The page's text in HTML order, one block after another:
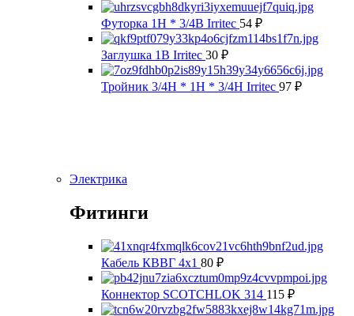
Футорка 1Н * 3/4В Irritec 54 ₽
Заглушка 1В Irritec 30 ₽
Тройник 3/4Н * 1Н * 3/4Н Irritec 97 ₽
Электрика
Фитинги
Кабель КВВГ 4х1 80 ₽
Коннектор SCOTCHLOK 314 115 ₽